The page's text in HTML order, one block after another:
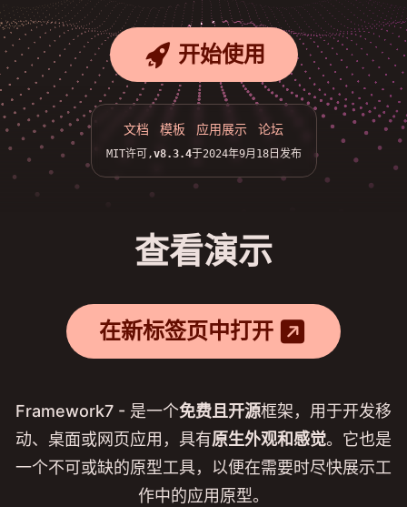
rocket_fill 开始使用
文档 模板 应用展示 论坛
MIT许可,v8.3.4于2024年9月18日发布
查看演示
在新标签页中打开 arrow_up_right_square_fill
Framework7 - 是一个免费且开源框架，用于开发移
动、桌面或网页应用，具有原生外观和感觉。它也是
一个不可或缺的原型工具，以便在需要时尽快展示工
作中的应用原型。